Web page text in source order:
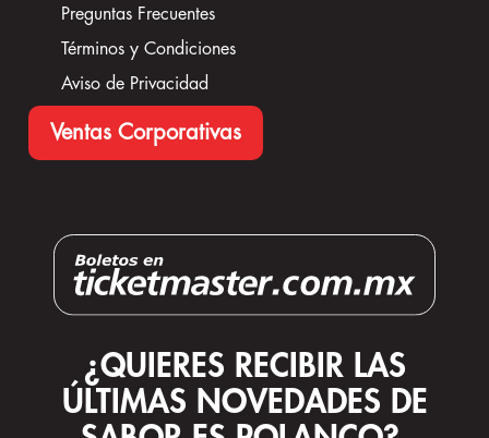
Preguntas Frecuentes
Términos y Condiciones
Aviso de Privacidad
Ventas Corporativas
¿QUIERES RECIBIR LAS
ÚLTIMAS NOVEDADES DE